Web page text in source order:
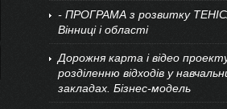
- ПРОГРАМА з розвитку
Вінниці і області
Дорожня карта і відео
розділенню відходів у
закладах. Бізнес-модель